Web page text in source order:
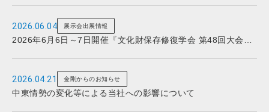
2026.06.04 展示会出展情報
2026年6月6日～7日開催『文化財保存修復学会 第48回大会於
2026.04.21 金剛からのお知らせ
中東情勢の変化等による当社への影響について